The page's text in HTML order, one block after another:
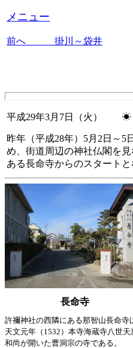
メニュー
前へ 掛川～袋井
平成29年3月7日（火
昨年（平成28年）5月2日～5
め、街道周辺の神社仏閣を
ある長命寺からのスタートと
長命寺
許禰神社の西隣にある那智山長命寺
天文元年（1532）本寺海蔵寺八世天
和尚が開いた曹洞宗の寺である。